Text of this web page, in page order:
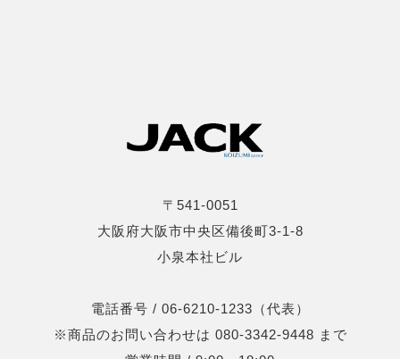
〒541-0051
大阪府大阪市中央区備後町3-1-8
小泉本社ビル
電話番号 / 06-6210-1233（代表）
※商品のお問い合わせは 080-3342-9448 まで